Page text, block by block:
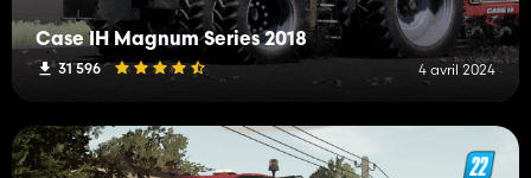
Case IH Magnum Series 2018
31 596 4 avril 2024